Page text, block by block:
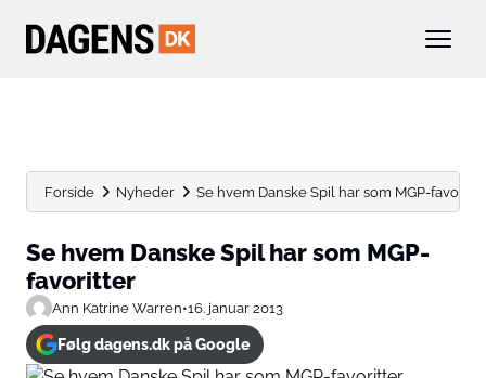
Forside Nyheder Se hvem Danske Spil har som MGP-
Se hvem Danske Spil har som MGP-
favoritter
Ann Katrine Warren•16. januar 2013
Følg dagens.dk på Google